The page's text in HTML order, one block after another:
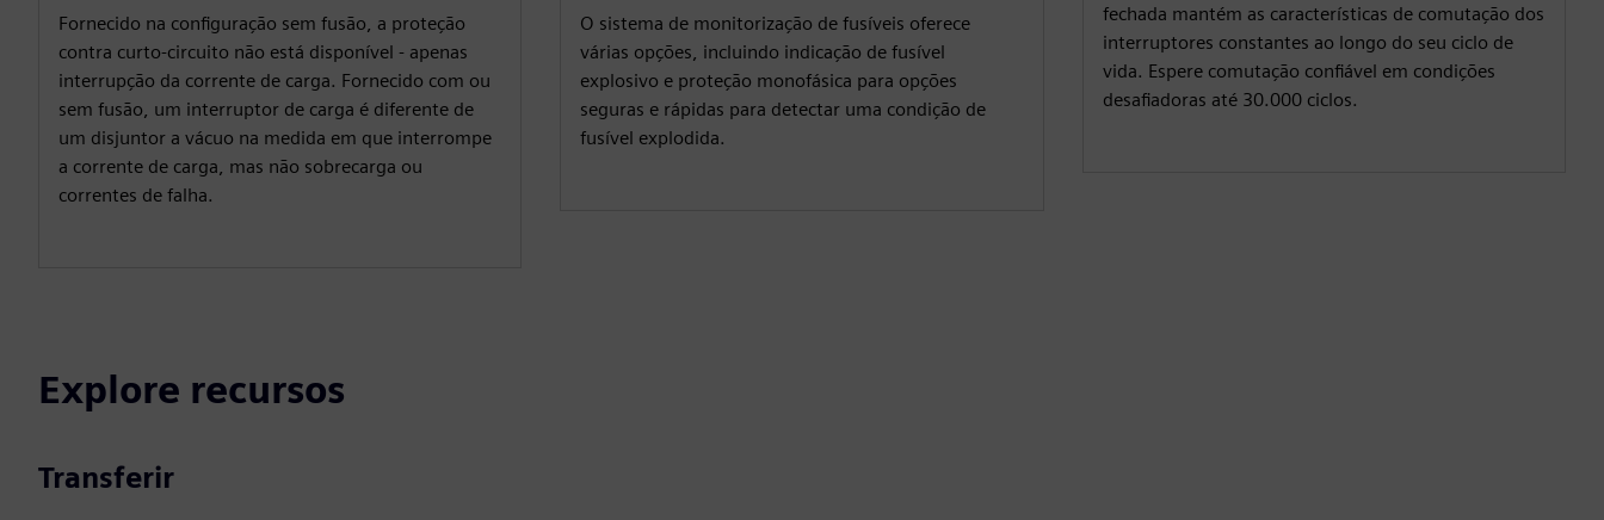
Fornecido na configuração sem fusão, a proteção
contra curto-circuito não está disponível - apenas
interrupção da corrente de carga. Fornecido com ou
sem fusão, um interruptor de carga é diferente de
um disjuntor a vácuo na medida em que interrompe
a corrente de carga, mas não sobrecarga ou
correntes de falha.
O sistema de monitorização de fusíveis oferece
várias opções, incluindo indicação de fusível
explosivo e proteção monofásica para opções
seguras e rápidas para detectar uma condição de
fusível explodida.
fechada mantém as características de comutação dos
interruptores constantes ao longo do seu ciclo de
vida. Espere comutação confiável em condições
desafiadoras até 30.000 ciclos.
Explore recursos
Transferir